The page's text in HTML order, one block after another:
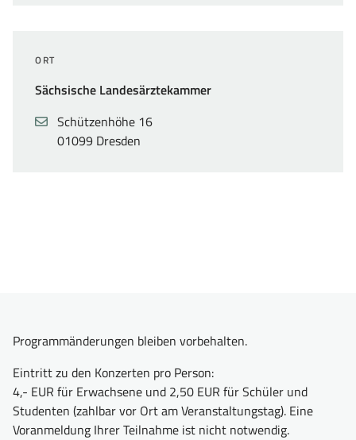
ORT
Sächsische Landesärztekammer
Adresse
Schützenhöhe 16,
01099 Dresden
Programmänderungen bleiben vorbehalten.
Eintritt zu den Konzerten pro Person:
4,- EUR für Erwachsene und 2,50 EUR für Schüler und
Studenten (zahlbar vor Ort am Veranstaltungstag). Eine
Voranmeldung Ihrer Teilnahme ist nicht notwendig.